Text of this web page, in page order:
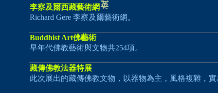
李察及爾西藏藝術網
Richard Gere 李察及爾藝術網。
Buddhist Art佛藝術
早年代佛教藝術與文物共254項。
藏傳佛教法器特展
此次展出的藏傳佛教文物，以器物為主，風格複雜，